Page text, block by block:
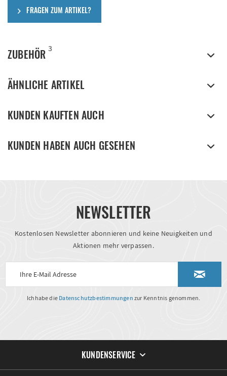
FRAGEN ZUM ARTIKEL?
ZUBEHÖR 3
ÄHNLICHE ARTIKEL
KUNDEN KAUFTEN AUCH
KUNDEN HABEN AUCH GESEHEN
NEWSLETTER
Kostenlosen Newsletter abonnieren und keine Neuigkeiten und
Aktionen mehr verpassen.
Ich habe die Datenschutzbestimmungen zur Kenntnis genommen.
KUNDENSERVICE